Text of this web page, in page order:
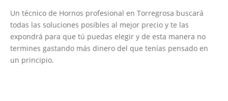
Un técnico de Hornos profesional en Torregrosa buscará
todas las soluciones posibles al mejor precio y te las
expondrá para que tú puedas elegir y de esta manera no
termines gastando más dinero del que tenías pensado en
un principio.